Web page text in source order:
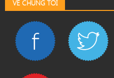
VỀ CHÚNG TÔI